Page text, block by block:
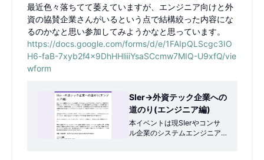
最近色々落ちてて萎えていますが、エンジニア向けと外
資の協賛企業さんがいるという点で結構絞った内容にな
るのかなと思い参加してみようかなと思っています。
https://docs.google.com/forms/d/e/1FAIpQLScgc3IO
H6-faB-7xyb2f4x9DhHHliiiYsaSCcmw7MIQ-U9xfQ/vie
wform
SIer→外資テック企業への
道のり(エンジニア編)
本イベントは現SIerやコンサ
ル企業のシステムエンジニア